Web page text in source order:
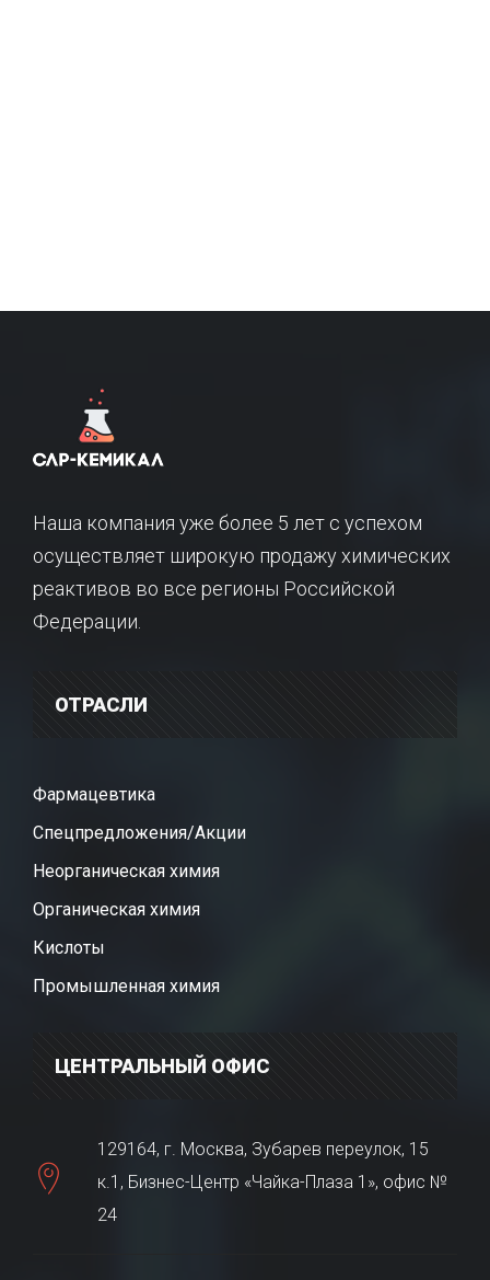
Наша компания уже более 5 лет с успехом
осуществляет широкую продажу химических
реактивов во все регионы Российской
Федерации.
ОТРАСЛИ
Фармацевтика
Спецпредложения/Акции
Неорганическая химия
Органическая химия
Кислоты
Промышленная химия
ЦЕНТРАЛЬНЫЙ ОФИС
129164, г. Москва, Зубарев переулок, 15
к.1, Бизнес-Центр «Чайка-Плаза 1», офис №
24